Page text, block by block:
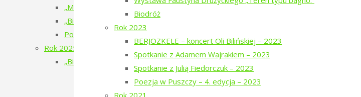
Biodróż
Rok 2023
BERJOZKELE – koncert Oli Bilińskiej – 2023
Spotkanie z Adamem Wajrakiem – 2023
Spotkanie z Julią Fiedorczuk – 2023
Poezja w Puszczy – 4. edycja – 2023
Rok 2021
„Mały doktor” w Narewce
„Bieżeństwo 1915. Historie dzieci z Narewki” w trasie
Poezja w Puszczy – 7. edycja – 2026
Rok 2025
„Bieżeństwo 1915” – spektakl teatralny
„Bieżeństwo 1915” – przygotowania do spektaklu
„Bieżeństwo 1915” – premiera spektaklu